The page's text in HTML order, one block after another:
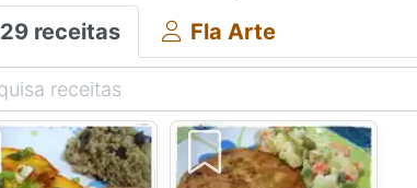
29 receitas Fla Arte